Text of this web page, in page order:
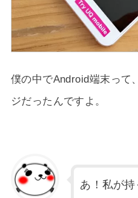
僕の中でAndroid端末って
ジだったんですよ。
あ！私が